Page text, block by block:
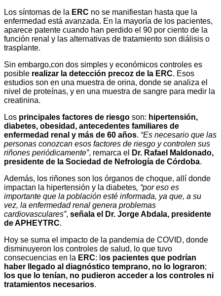
Los síntomas de la ERC no se manifiestan hasta que la
enfermedad está avanzada. En la mayoría de los pacientes,
aparece patente cuando han perdido el 90 por ciento de la
función renal y las alternativas de tratamiento son diálisis o
trasplante.
Sin embargo,con dos simples y económicos controles es
posible realizar la detección precoz de la ERC. Esos
estudios son en una muestra de orina, donde se analiza el
nivel de proteínas, y en una muestra de sangre para medir la
creatinina.
Los principales factores de riesgo son: hipertensión,
diabetes, obesidad, antecedentes familiares de
enfermedad renal y más de 60 años. “Es necesario que las
personas conozcan esos factores de riesgo y controlen sus
riñones periódicamente”, remarca el
Dr. Rafael Maldonado,
presidente de la Sociedad de Nefrología de Córdoba.
Además, los riñones son los órganos de choque, allí donde
impactan la hipertensión y la diabetes, “por eso es
importante que la población esté informada, ya que, a su
vez, la enfermedad renal genera problemas
cardiovasculares”, señala el Dr. Jorge Abdala, presidente
de APHEYTRC.
Hoy se suma el impacto de la pandemia de COVID, donde
disminuyeron los controles de salud, lo que tuvo
consecuencias en la ERC: l os pacientes que podrían
haber llegado al diagnóstico temprano, no lo lograron;
los que lo tenían, no pudieron acceder a los controles ni
tratamientos necesarios.